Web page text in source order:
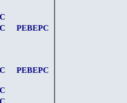
РЕВЕРС
РЕВЕРС